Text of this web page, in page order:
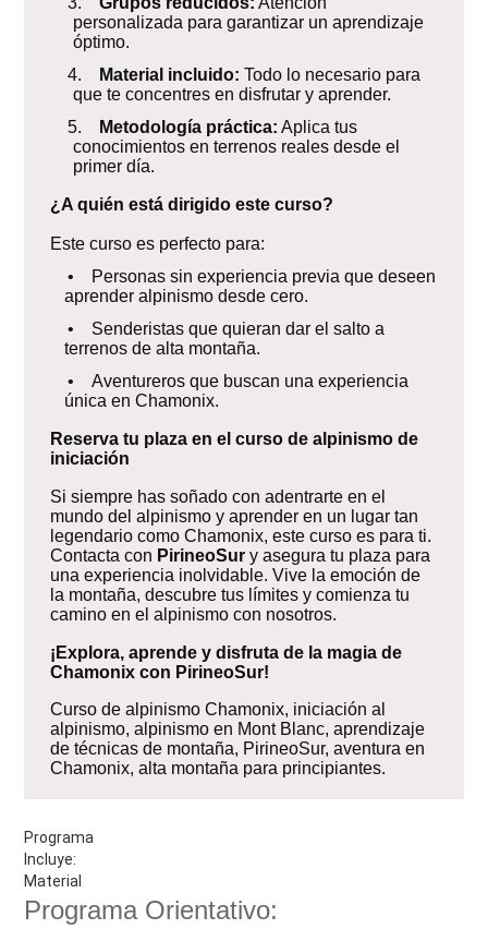
personalizada para garantizar un aprendizaje
óptimo.
4.
Material incluido: Todo lo necesario para
que te concentres en disfrutar y aprender.
5.
Metodología práctica: Aplica tus
conocimientos en terrenos reales desde el
primer día.
¿A quién está dirigido este curso?
Este curso es perfecto para:
• Personas sin experiencia previa que deseen
aprender alpinismo desde cero.
• Senderistas que quieran dar el salto a
terrenos de alta montaña.
• Aventureros que buscan una experiencia
única en Chamonix.
Reserva tu plaza en el curso de alpinismo de
iniciación
Si siempre has soñado con adentrarte en el
mundo del alpinismo y aprender en un lugar tan
legendario como Chamonix, este curso es para ti.
Contacta con PirineoSury asegura tu plaza para
una experiencia inolvidable. Vive la emoción de
la montaña, descubre tus límites y comienza tu
camino en el alpinismo con nosotros.
¡Explora, aprende y disfruta de la magia de
Chamonix con PirineoSur!
Curso de alpinismo Chamonix, iniciación al
alpinismo, alpinismo en Mont Blanc, aprendizaje
de técnicas de montaña, PirineoSur, aventura en
Chamonix, alta montaña para principiantes.
Programa
Incluye:
Material
Programa Orientativo: